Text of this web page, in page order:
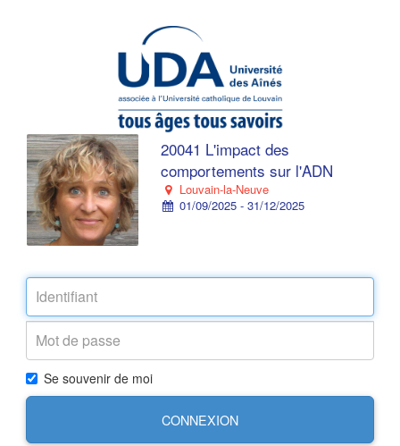
20041 L'impact des
comportements sur l'ADN
Louvain-la-Neuve
01/09/2025 - 31/12/2025
Se souvenir de moi
CONNEXION